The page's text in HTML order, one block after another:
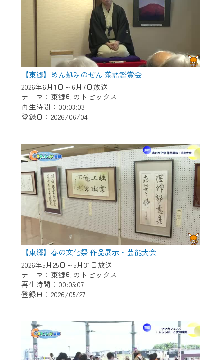
【東郷】めん処みのぜん 落語鑑賞会
2026年6月1日～6月7日放送
テーマ：東郷町のトピックス
再生時間：00:03:03
登録日：2026/06/04
【東郷】春の文化祭 作品展示・芸能大会
2026年5月25日～5月31日放送
テーマ：東郷町のトピックス
再生時間：00:05:07
登録日：2026/05/27
ご不便をおかけいたしますが、ご了承の程
よろしくお願いいたします。